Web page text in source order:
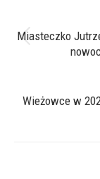
wpisów
Miasteczko
Wieżowce w